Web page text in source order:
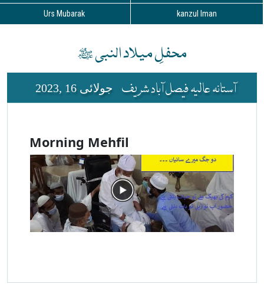
Urs Mubarak kanzul Iman
محفلِ میلاد النبی ﷺ
جولائی 16 ,2023 آستانہ عالیہ فیصل آباد شریف
Morning Mehfil